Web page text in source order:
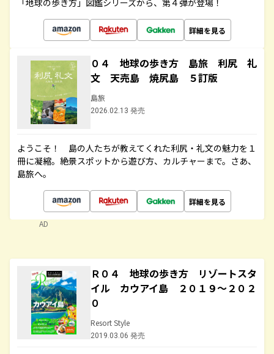
「地球の歩き方」図鑑シリーズから、第４弾が登場！
詳細を見る
０４ 地球の歩き方 島旅 利尻 礼
文 天売島 焼尻島 ５訂版
島旅
2026.02.13 発売
ようこそ！ 島の人たちが教えてくれた利尻・礼文の魅力を１
冊に凝縮。絶景スポットから遊び方、カルチャーまで。さあ、
島旅へ。
詳細を見る
AD
Ｒ０４ 地球の歩き方 リゾートスタ
イル カウアイ島 ２０１９～２０２
０
Resort Style
2019.03.06 発売